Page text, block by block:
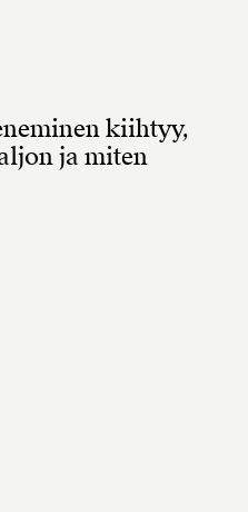
kiihtyy,
ja miten